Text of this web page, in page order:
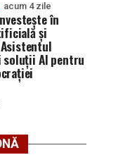
acum 4 zile
în
și
soluții AI pentru